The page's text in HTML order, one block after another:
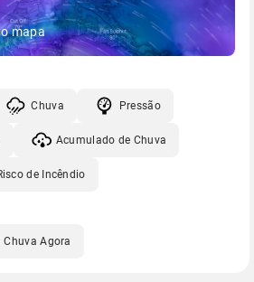
mapa
Chuva Pressão
Acumulado de Chuva
de Incêndio
Chuva Agora